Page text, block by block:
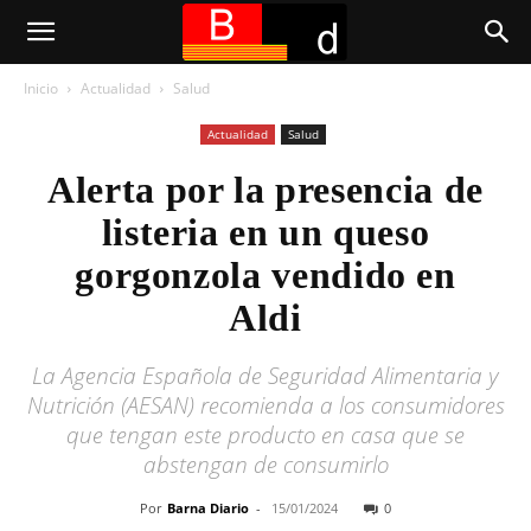
Inicio Actualidad Salud
Actualidad Salud
Alerta por la presencia de
listeria en un queso
gorgonzola vendido en
Aldi
La Agencia Española de Seguridad Alimentaria y
Nutrición (AESAN) recomienda a los consumidores
que tengan este producto en casa que se
abstengan de consumirlo
Por Barna Diario - 15/01/2024 0